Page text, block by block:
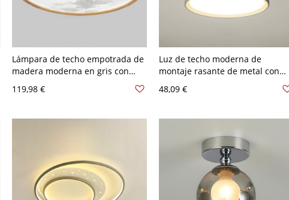
Lámpara de techo empotrada de
madera moderna en gris con
(color madera natural) 110 A 120
119,98 €
Luz de techo moderna de
montaje rasante de metal con
bombillas LED - Gris 110 A 120 V
48,09 €